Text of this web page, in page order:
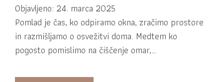
Objavljeno: 24. marca 2025
Pomlad je čas, ko odpiramo okna, zračimo prostore
in razmišljamo o osvežitvi doma. Medtem ko
pogosto pomislimo na čiščenje omar,…